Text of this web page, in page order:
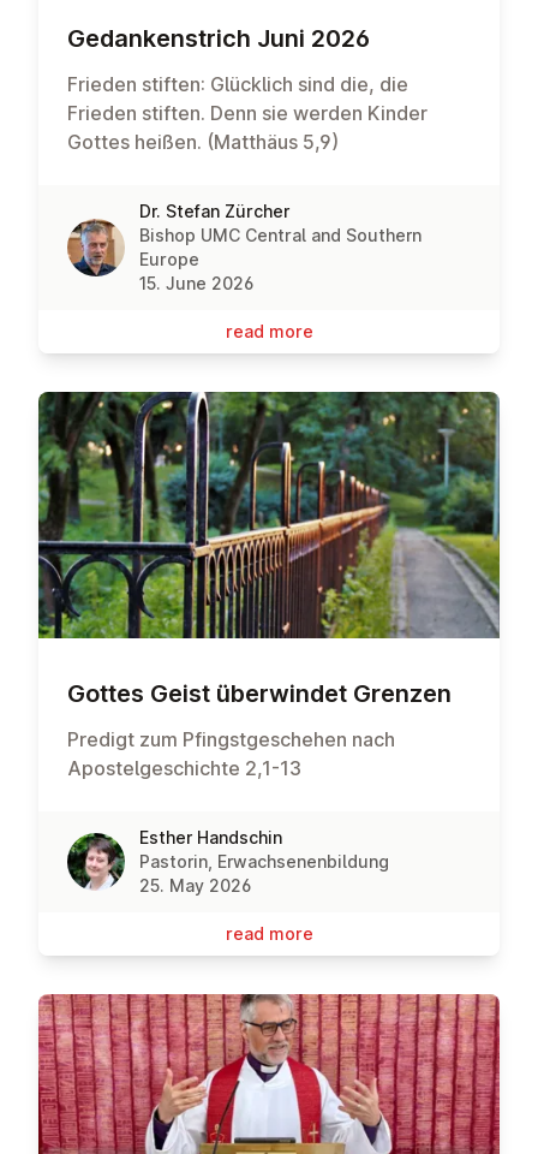
Gedanken­strich Juni 2026
Frieden stiften: Glücklich sind die, die
Frieden stiften. Denn sie werden Kinder
Gottes heißen. (Matthäus 5,9)
Dr. Stefan Zürcher
Bishop UMC Central and Southern
Europe
15. June 2026
read more
Gottes Geist über­win­det Grenzen
Predigt zum Pfingstgeschehen nach
Apostelgeschichte 2,1-13
Esther Handschin
Pastorin, Erwachsenenbildung
25. May 2026
read more